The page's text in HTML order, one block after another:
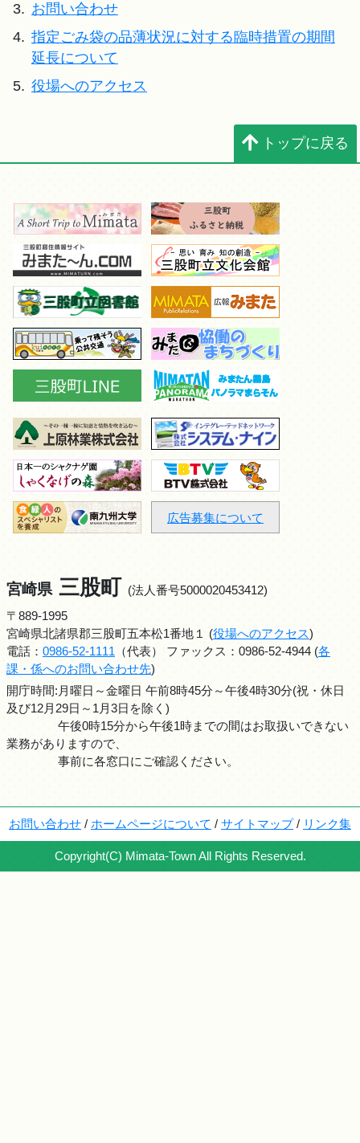
3. お問い合わせ
4. 指定ごみ袋の品薄状況に対する臨時措置の期間
延長について
5. 役場へのアクセス
トップに戻る
広告募集について
宮崎県 三股町 (法人番号5000020453412)
〒889-1995
宮崎県北諸県郡三股町五本松1番地１ (役場へのアクセス)
電話： 0986-52-1111 （代表） ファックス：0986-52-4944 (各
課・係へのお問い合わせ先)
開庁時間:月曜日～金曜日 午前8時45分～午後4時30分(祝・休日
及び12月29日～1月3日を除く)
午後0時15分から午後1時までの間はお取扱いできない
業務がありますので、
事前に各窓口にご確認ください。
お問い合わせ / ホームページについて / サイトマップ/ リンク集
Copyright(C) Mimata-Town All Rights Reserved.